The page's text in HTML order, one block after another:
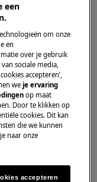
zijn.
vindt u
die op de
ze in de
en
een
om onze
en
over je gebruik
sociale media,
accepteren’,
weje ervaring
op maat
Door te klikken op
cookies. Dit kan
die we kunnen
naar onze
accepteren